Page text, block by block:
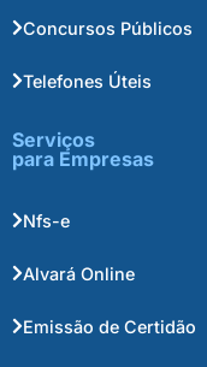
Concursos Públicos
Telefones Úteis
Serviços
para Empresas
Nfs-e
Alvará Online
Emissão de Certidão